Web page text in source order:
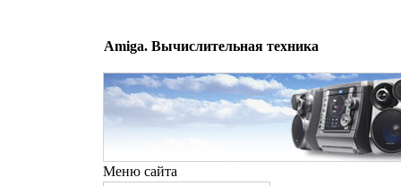
Amiga. Вычислительная техника
Меню сайта